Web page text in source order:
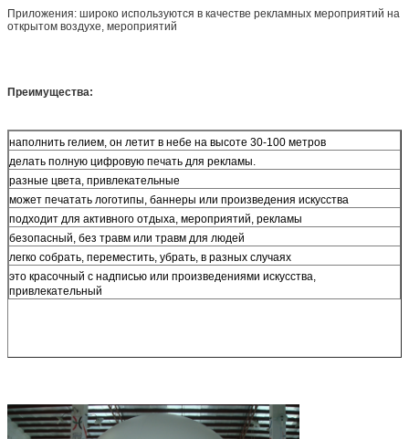
Приложения: широко используются в качестве рекламных мероприятий на
открытом воздухе, мероприятий
Преимущества:
наполнить гелием, он летит в небе на высоте 30-100 метров
делать полную цифровую печать для рекламы.
разные цвета, привлекательные
может печатать логотипы, баннеры или произведения искусства
подходит для активного отдыха, мероприятий, рекламы
безопасный, без травм или травм для людей
легко собрать, переместить, убрать, в разных случаях
это красочный с надписью или произведениями искусства,
привлекательный